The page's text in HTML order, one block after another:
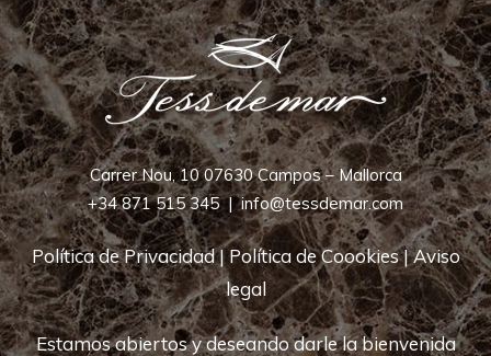
Carrer Nou, 10 07630 Campos – Mallorca
+34 871 515 345|info@tessdemar.com
Política de Privacidad| Política de Coookies|Aviso
legal
Estamos abiertos y deseando darle la bienvenida